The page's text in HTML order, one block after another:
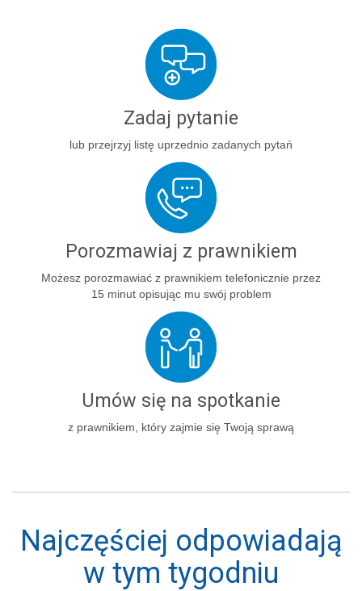
Zadaj pytanie
lub przejrzyj listę uprzednio zadanych pytań
Porozmawiaj z prawnikiem
Możesz porozmawiać z prawnikiem telefonicznie przez
15 minut opisując mu swój problem
Umów się na spotkanie
z prawnikiem, który zajmie się Twoją sprawą
Najczęściej odpowiadają
w tym tygodniu